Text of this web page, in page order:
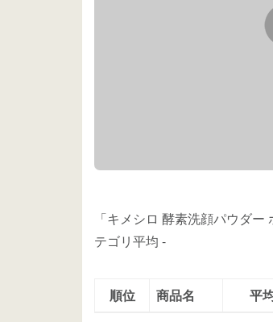
「キメシロ 酵素洗顔パウダ
テゴリ平均 -
順位 商品名 平